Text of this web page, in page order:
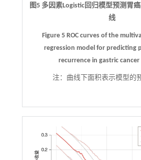
图5 多因素Logistic回归模型预测胃
线
Figure 5 ROC curves of the
regression model for predicting
recurrence in gastric
注： 曲线下面积表示模型的